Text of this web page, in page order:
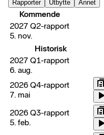
Rapporter Utbytte Annet
Kommende
2027 Q2-rapport
5. nov.
Historisk
2027 Q1-rapport
6. aug.
2026 Q4-rapport
7. mai
2026 Q3-rapport
5. feb.